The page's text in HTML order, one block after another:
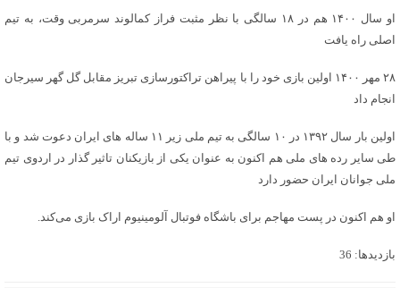
او سال ۱۴۰۰ هم در ۱۸ سالگی با نظر مثبت فراز کمالوند سرمربی وقت، به تیم
اصلی راه یافت
۲۸ مهر ۱۴۰۰ اولین بازی خود را با پیراهن تراکتورسازی تبریز مقابل گل گهر سیرجان
انجام داد
اولین بار سال ۱۳۹۲ در ۱۰ سالگی به تیم ملی زیر ۱۱ ساله های ایران دعوت شد و با
طی سایر رده های ملی هم اکنون به عنوان یکی از بازیکنان تاثیر گذار در اردوی تیم
‌ملی جوانان ایران حضور دارد
او هم اکنون در پست مهاجم برای باشگاه فوتبال آلومینیوم اراک بازی می‌کند.
بازدیدها: 36